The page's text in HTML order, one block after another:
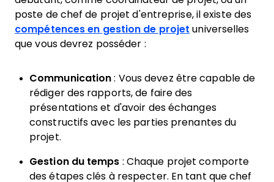
poste de chef de projet d'entreprise, il existe des
compétences en gestion de projet universelles
que vous devrez posséder :
Communication : Vous devez être capable de
rédiger des rapports, de faire des
présentations et d'avoir des échanges
constructifs avec les parties prenantes du
projet.
Gestion du temps : Chaque projet comporte
des étapes clés à respecter. En tant que chef